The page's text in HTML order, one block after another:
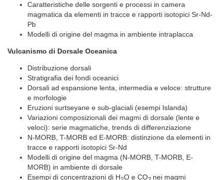
Caratteristiche delle sorgenti e processi in camera
magmatica da elementi in tracce e rapporti isotopici Sr-Nd-
Pb
Modelli di origine del magma in ambiente intraplacca
Vulcanismo di Dorsale Oceanica
Distribuzione dorsali
Stratigrafia dei fondi oceanici
Dorsali ad espansione lenta, intermedia e veloce: strutture
e morfologie
Eruzioni surtseyane e sub-glaciali (esempi Islanda)
Variazioni composizionali dei magmi di dorsale (lente e
veloci): serie magmatiche, trends di differenziazione
N-MORB, T-MORB ed E-MORB: distinzione da elementi in
tracce e rapporti isotopici Sr-Nd
Modelli di origine del magma (N-MORB, T-MORB, E-
MORB) in ambiente di dorsale
Esempi di concentrazioni di H O e CO
nei magmi